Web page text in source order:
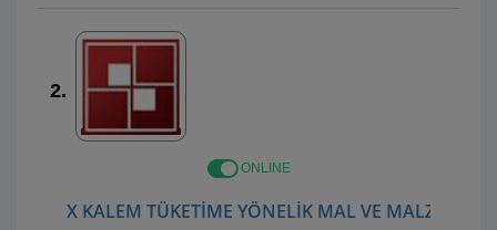
2.
ONLINE
X KALEM TÜKETIME YÖNELIK MAL VE MALZEME